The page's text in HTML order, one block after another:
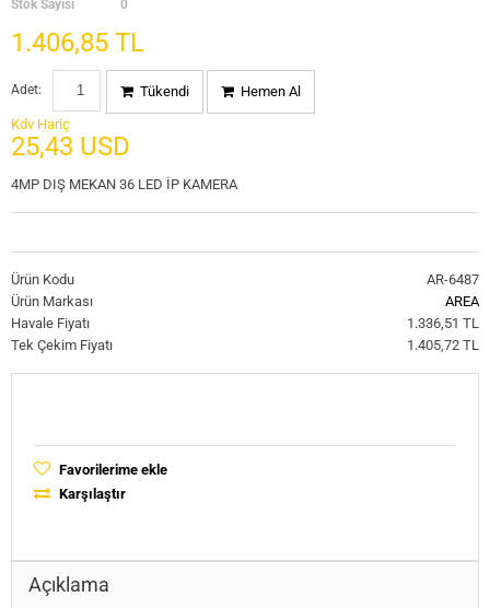
Stok Sayısı 0
1.406,85 TL
Adet: Tükendi
Hemen Al
Kdv Hariç
25,43 USD
4MP DIŞ MEKAN 36 LED İP KAMERA
Ürün Kodu
AR-6487
Ürün Markası
AREA
Havale Fiyatı
1.336,51 TL
Tek Çekim Fiyatı
1.405,72 TL
Favorilerime ekle
Karşılaştır
Açıklama